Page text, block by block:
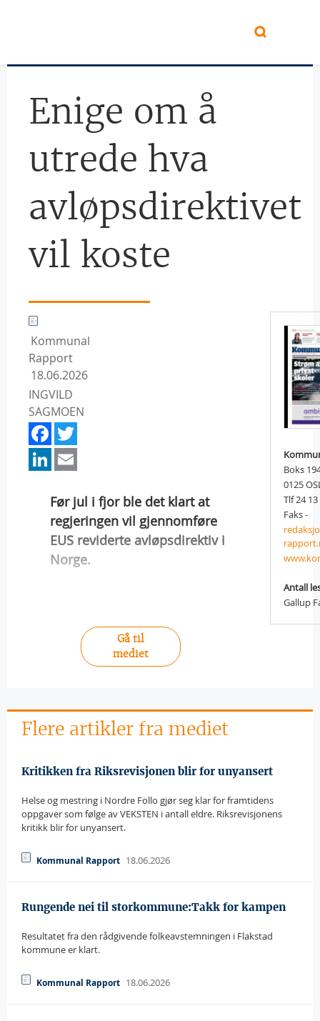
Enige om å
utrede hva
avløpsdirektivet
vil koste
Kommunal
Rapport
18.06.2026
INGVILD
SAGMOEN
Facebook
LinkedIn
Før jul i fjor ble det klart at
regjeringen vil gjennomføre
EUS reviderte avløpsdirektiv i
Norge.
Gå til
mediet
Boks
0125
Tlf 24
Faks -
Antall
Gallup
Flere artikler fra mediet
Kritikken fra Riksrevisjonen blir for unyansert
Helse og mestring i Nordre Follo gjør seg klar for framtidens
oppgaver som følge av VEKSTEN i antall eldre. Riksrevisjonens
kritikk blir for unyansert.
Kommunal Rapport 18.06.2026
Rungende nei til storkommune:Takk for kampen
Resultatet fra den rådgivende folkeavstemningen i Flakstad
kommune er klart.
Kommunal Rapport 18.06.2026